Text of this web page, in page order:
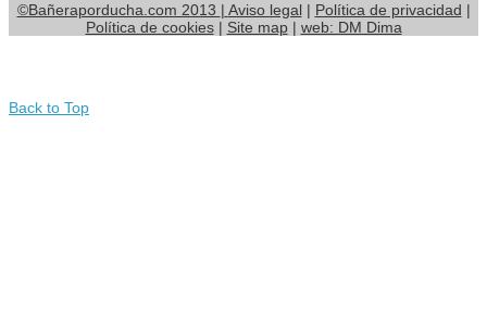
©Bañeraporducha.com 2013 | Aviso legal | Política de privacidad |
Política de cookies | Site map | web: DM Dima
Back to Top